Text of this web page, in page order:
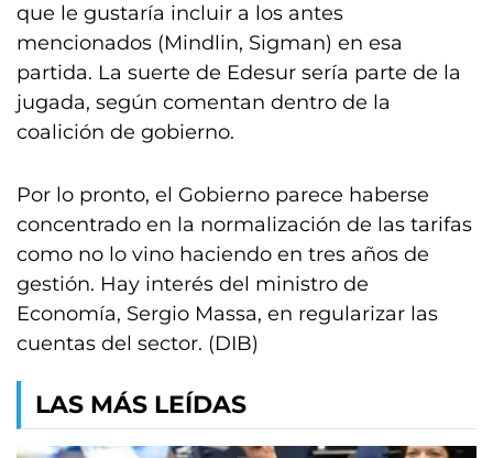
que le gustaría incluir a los antes
mencionados (Mindlin, Sigman) en esa
partida. La suerte de Edesur sería parte de la
jugada, según comentan dentro de la
coalición de gobierno.
Por lo pronto, el Gobierno parece haberse
concentrado en la normalización de las tarifas
como no lo vino haciendo en tres años de
gestión. Hay interés del ministro de
Economía, Sergio Massa, en regularizar las
cuentas del sector. (DIB)
LAS MÁS LEÍDAS